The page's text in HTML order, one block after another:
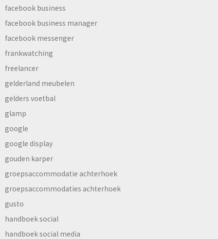
facebook business
facebook business manager
facebook messenger
frankwatching
freelancer
gelderland meubelen
gelders voetbal
glamp
google
google display
gouden karper
groepsaccommodatie achterhoek
groepsaccommodaties achterhoek
gusto
handboek social
handboek social media